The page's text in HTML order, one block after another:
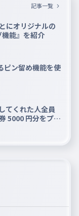
記事一覧
にオリジナルの
能』を紹介
ピン留め機能を使
てくれた人全員
5000 円分をプレ